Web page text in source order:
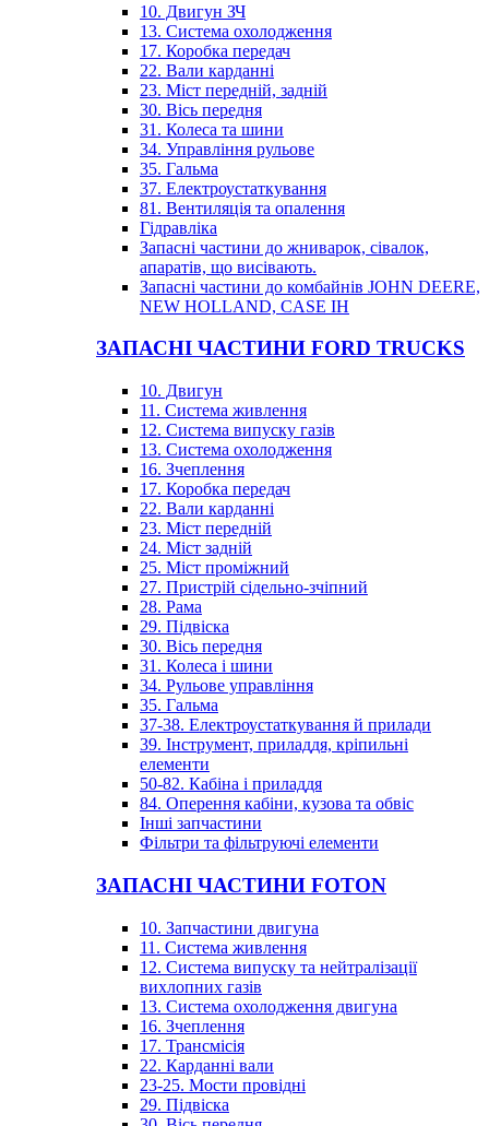
10. Двигун ЗЧ
13. Система охолодження
17. Коробка передач
22. Вали карданні
23. Міст передній, задній
30. Вісь передня
31. Колеса та шини
34. Управління рульове
35. Гальма
37. Електроустаткування
81. Вентиляція та опалення
Гідравліка
Запасні частини до жниварок, сівалок,
апаратів, що висівають.
Запасні частини до комбайнів JOHN DEERE,
NEW HOLLAND, CASE IH
ЗАПАСНІ ЧАСТИНИ FORD TRUCKS
10. Двигун
11. Система живлення
12. Система випуску газів
13. Система охолодження
16. Зчеплення
17. Коробка передач
22. Вали карданні
23. Міст передній
24. Міст задній
25. Міст проміжний
27. Пристрій сідельно-зчіпний
28. Рама
29. Підвіска
30. Вісь передня
31. Колеса і шини
34. Рульове управління
35. Гальма
37-38. Електроустаткування й прилади
39. Інструмент, приладдя, кріпильні
елементи
50-82. Кабіна і приладдя
84. Оперення кабіни, кузова та обвіс
Інші запчастини
Фільтри та фільтруючі елементи
ЗАПАСНІ ЧАСТИНИ FOTON
10. Запчастини двигуна
11. Система живлення
12. Система випуску та нейтралізації
вихлопних газів
13. Система охолодження двигуна
16. Зчеплення
17. Трансмісія
22. Карданні вали
23-25. Мости провідні
29. Підвіска